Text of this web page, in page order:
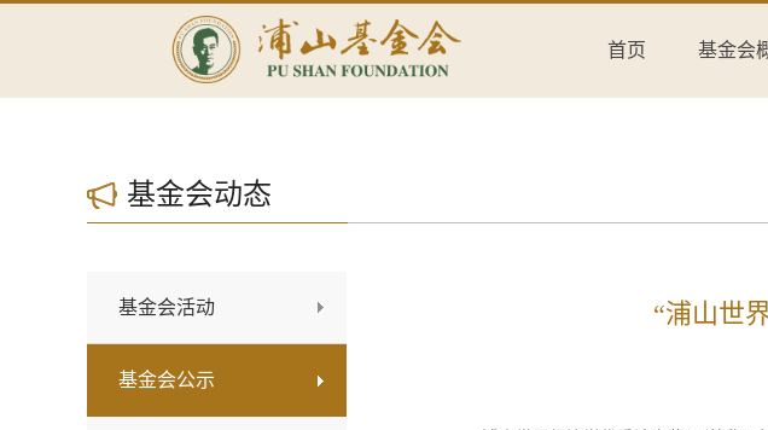
首页 基金会
基金会动态
基金会活动
基金会公示
“浦山世